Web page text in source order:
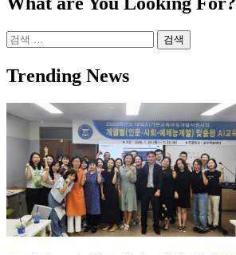
검
Trending News